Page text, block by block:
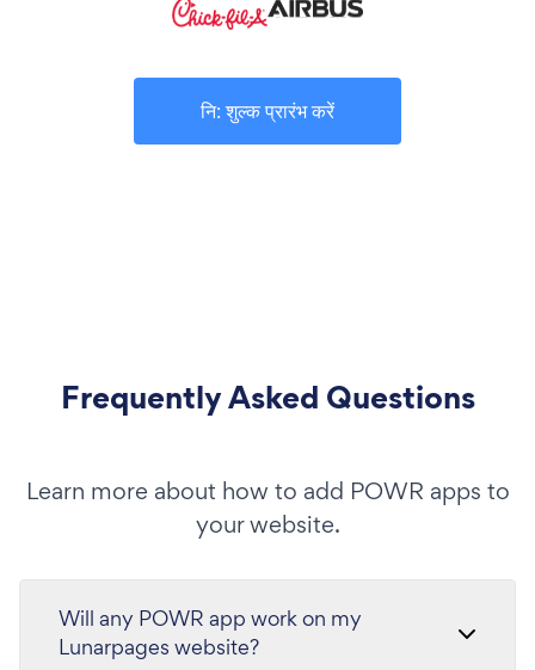
नि: शुल्क प्रारंभ करें
Frequently Asked Questions
Learn more about how to add POWR apps to
your website.
Will any POWR app work on my
Lunarpages website?